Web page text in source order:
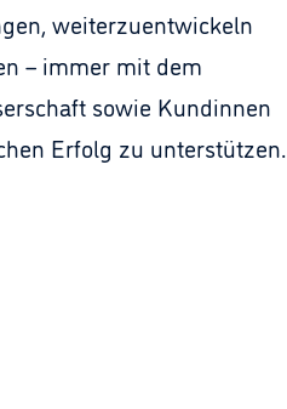
weiterzuentwickeln
– immer mit dem
sowie Kundinnen
Erfolg zu unterstützen.